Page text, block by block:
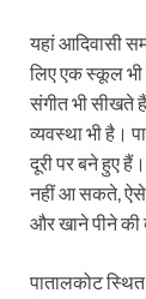
यहां आदिवासी
लिए एक स्कूल भी
संगीत भी सीखते
व्यवस्था भी है।
दूरी पर बने हुए
नहीं आ सकते, ऐसे
और खाने पीने की
पातालकोट